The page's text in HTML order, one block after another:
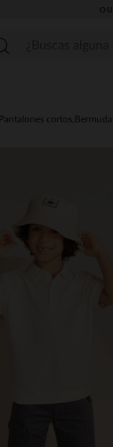
Pantalones